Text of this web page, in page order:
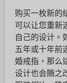
购买一枚新的
可以让您重新
自己的设计。
五年或十年前
婚戒指，那么
设计也会随之